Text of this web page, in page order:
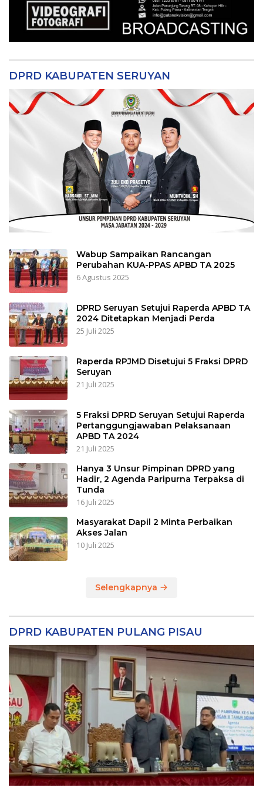
DPRD KABUPATEN SERUYAN
Wabup Sampaikan Rancangan
Perubahan KUA-PPAS APBD TA 2025
6 Agustus 2025
DPRD Seruyan Setujui Raperda APBD TA
2024 Ditetapkan Menjadi Perda
25 Juli 2025
Raperda RPJMD Disetujui 5 Fraksi DPRD
Seruyan
21 Juli 2025
5 Fraksi DPRD Seruyan Setujui Raperda
Pertanggungjawaban Pelaksanaan
APBD TA 2024
21 Juli 2025
Hanya 3 Unsur Pimpinan DPRD yang
Hadir, 2 Agenda Paripurna Terpaksa di
Tunda
16 Juli 2025
Masyarakat Dapil 2 Minta Perbaikan
Akses Jalan
10 Juli 2025
Selengkapnya
DPRD KABUPATEN PULANG PISAU